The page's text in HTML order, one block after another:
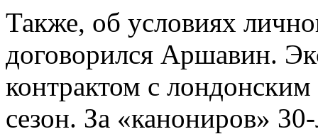
Также, об условиях
договорился Аршавин.
контрактом с
сезон. За «канониров»